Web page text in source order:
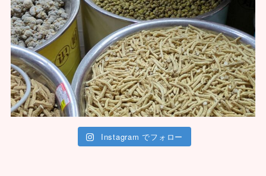
Instagram でフォロー